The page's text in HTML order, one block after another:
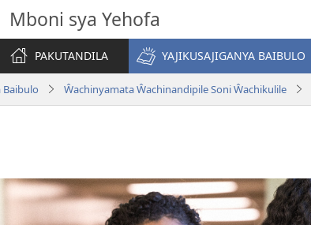
Mboni sya Yehofa
PAKUTANDILA
YAJIKUSAJIGANYA BAIBULO
Baibulo Ŵachinyamata Ŵachinandipile Soni Ŵachikulile